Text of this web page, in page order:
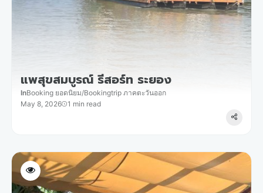
แพสุขสมบูรณ์ รีสอร์ท ระยอง
InBooking ยอดนิยม/Bookingtrip ภาคตะวันออก
May 8, 2026
1 min read